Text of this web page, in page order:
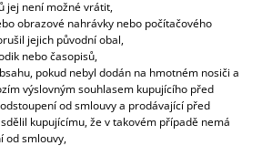
jej není možné vrátit,
obrazové nahrávky nebo počítačového
jejich původní obal,
nebo časopisů,
pokud nebyl dodán na hmotném nosiči a
výslovným souhlasem kupujícího před
od smlouvy a prodávající před
kupujícímu, že v takovém případě nemá
od smlouvy,